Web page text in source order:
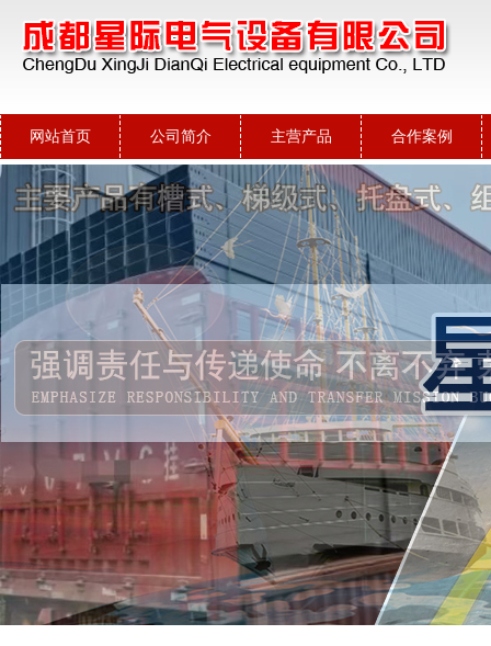
网站首页 公司简介 主营产品 合作案例